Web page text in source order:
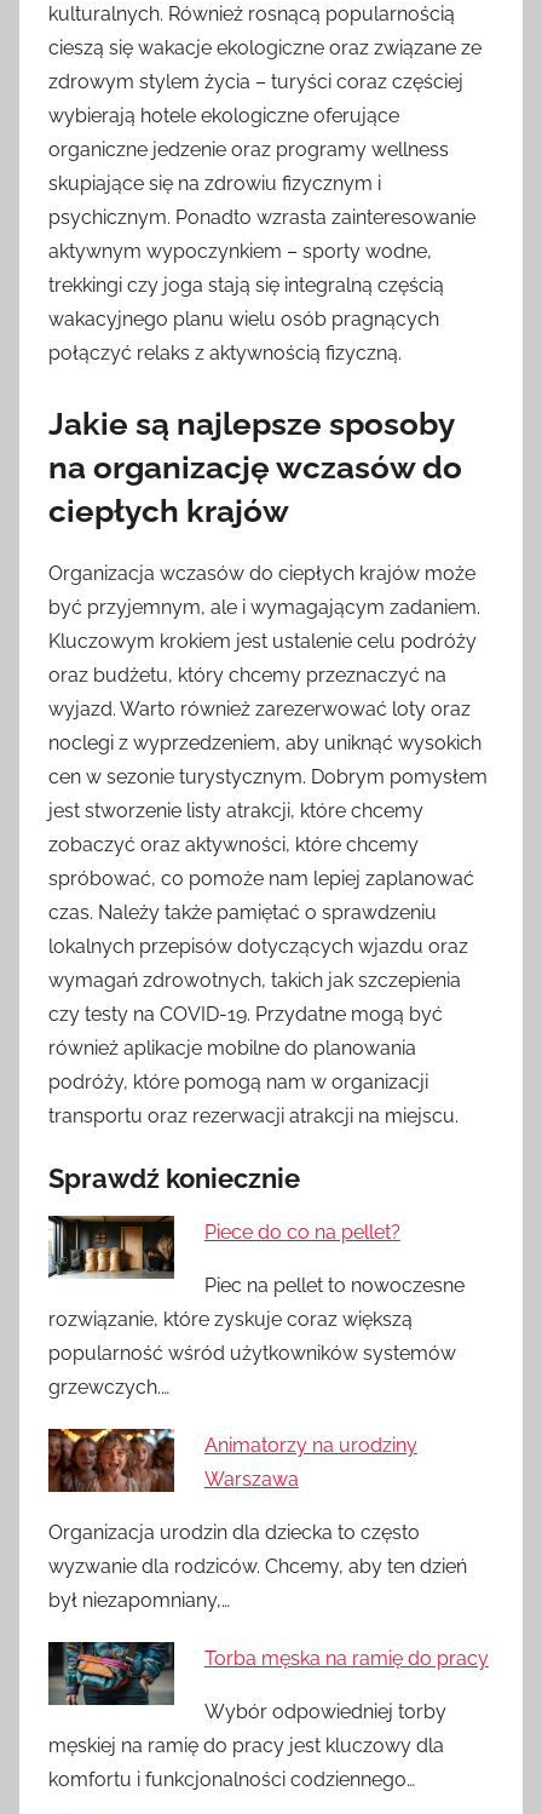
kulturalnych. Również rosnącą popularnością
cieszą się wakacje ekologiczne oraz związane ze
zdrowym stylem życia – turyści coraz częściej
wybierają hotele ekologiczne oferujące
organiczne jedzenie oraz programy wellness
skupiające się na zdrowiu fizycznym i
psychicznym. Ponadto wzrasta zainteresowanie
aktywnym wypoczynkiem – sporty wodne,
trekkingi czy joga stają się integralną częścią
wakacyjnego planu wielu osób pragnących
połączyć relaks z aktywnością fizyczną.
Jakie są najlepsze sposoby
na organizację wczasów do
ciepłych krajów
Organizacja wczasów do ciepłych krajów może
być przyjemnym, ale i wymagającym zadaniem.
Kluczowym krokiem jest ustalenie celu podróży
oraz budżetu, który chcemy przeznaczyć na
wyjazd. Warto również zarezerwować loty oraz
noclegi z wyprzedzeniem, aby uniknąć wysokich
cen w sezonie turystycznym. Dobrym pomysłem
jest stworzenie listy atrakcji, które chcemy
zobaczyć oraz aktywności, które chcemy
spróbować, co pomoże nam lepiej zaplanować
czas. Należy także pamiętać o sprawdzeniu
lokalnych przepisów dotyczących wjazdu oraz
wymagań zdrowotnych, takich jak szczepienia
czy testy na COVID-19. Przydatne mogą być
również aplikacje mobilne do planowania
podróży, które pomogą nam w organizacji
transportu oraz rezerwacji atrakcji na miejscu.
Sprawdź koniecznie
Piece do co na pellet?
Piec na pellet to nowoczesne
rozwiązanie, które zyskuje coraz większą
popularność wśród użytkowników systemów
grzewczych.…
Animatorzy na urodziny
Warszawa
Organizacja urodzin dla dziecka to często
wyzwanie dla rodziców. Chcemy, aby ten dzień
był niezapomniany,…
Torba męska na ramię do pracy
Wybór odpowiedniej torby
męskiej na ramię do pracy jest kluczowy dla
komfortu i funkcjonalności codziennego…